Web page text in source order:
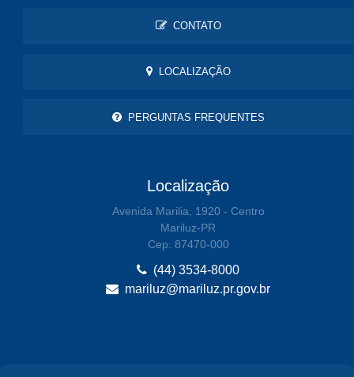
CONTATO
LOCALIZAÇÃO
PERGUNTAS FREQUENTES
Localização
Avenida Marilia, 1920 - Centro
Mariluz-PR
Cep: 87470-000
(44) 3534-8000
mariluz@mariluz.pr.gov.br